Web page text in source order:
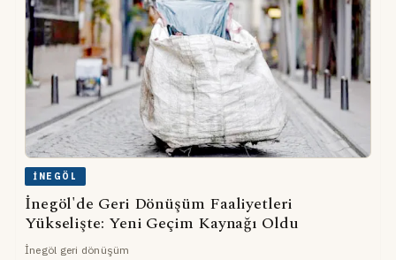
İNEGÖL
İnegöl'de Geri Dönüşüm Faaliyetleri
Yükselişte: Yeni Geçim Kaynağı Oldu
İnegöl geri dönüşüm